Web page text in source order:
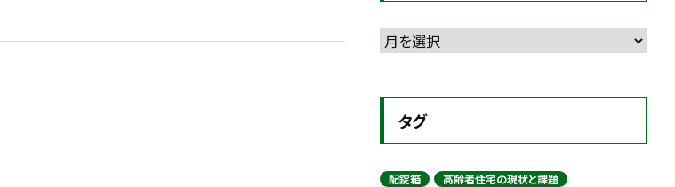
タグ
配錠箱
高齢者住宅の現状と課題